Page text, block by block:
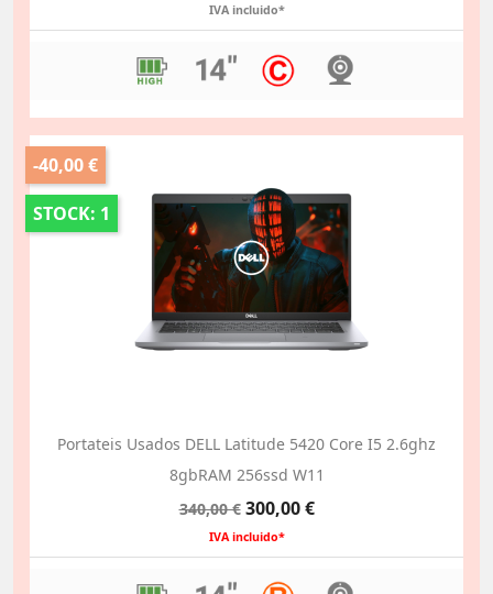
IVA incluido*
-40,00 €
STOCK: 1
Portateis Usados DELL Latitude 5420 Core I5 2.6ghz
8gbRAM 256ssd W11
Preço
normal
340,00 € Preço
300,00 €
IVA incluido*